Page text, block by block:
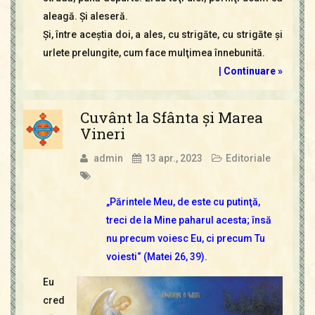
aleagă. Şi aleseră.
Şi, între aceştia doi, a ales, cu strigăte, cu strigăte şi
urlete prelungite, cum face mulţimea înnebunită.
| Continuare »
Cuvânt la Sfânta şi Marea
Vineri
admin 13 apr., 2023 Editoriale
„Părintele Meu, de este cu putinţă,
treci de la Mine paharul acesta; însă
nu precum voiesc Eu, ci precum Tu
voiesti“ (Matei 26, 39).
Eu
cred